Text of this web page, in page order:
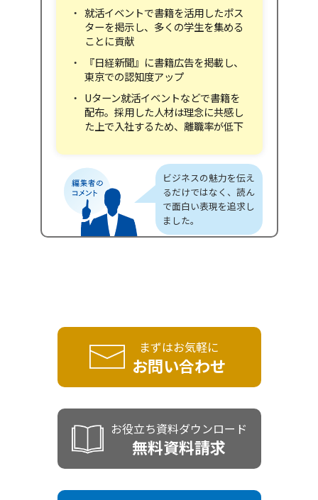
就活イベントで書籍を活用したポス
ターを掲示し、多くの学生を集める
ことに貢献
『日経新聞』に書籍広告を掲載し、
東京での認知度アップ
Uターン就活イベントなどで書籍を
配布。採用した人材は理念に共感し
た上で入社するため、離職率が低下
ビジネスの魅力を伝え
るだけではなく、読ん
で面白い表現を追求し
ました。
まずはお気軽に
お問い合わせ
お役立ち資料ダウンロード
無料資料請求